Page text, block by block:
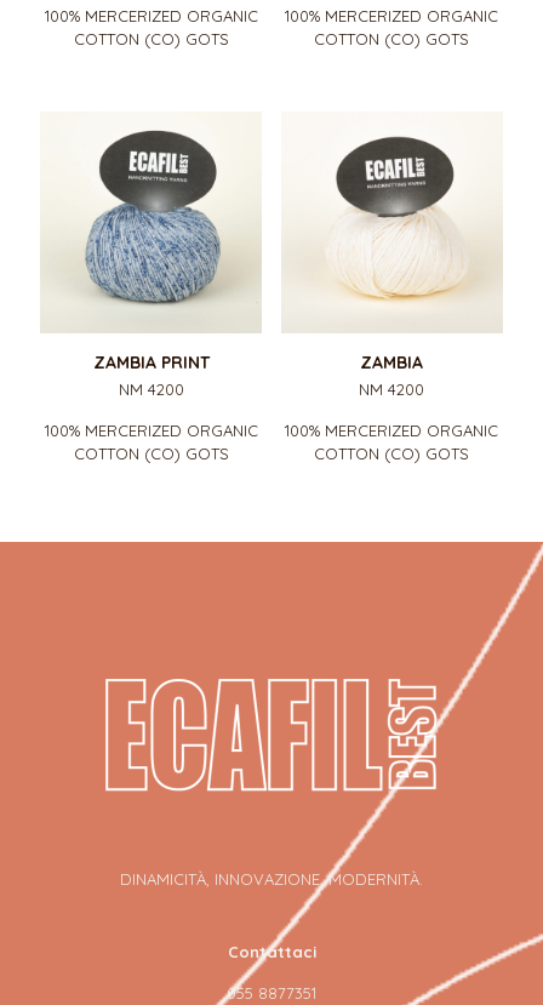
100% MERCERIZED ORGANIC
COTTON (CO) GOTS
100% MERCERIZED ORGANIC
COTTON (CO) GOTS
ZAMBIA PRINT
NM 4200
100% MERCERIZED ORGANIC
COTTON (CO) GOTS
ZAMBIA
NM 4200
100% MERCERIZED ORGANIC
COTTON (CO) GOTS
DINAMICITÀ, INNOVAZIONE, MODERNITÀ.
Contattaci
055 8877351